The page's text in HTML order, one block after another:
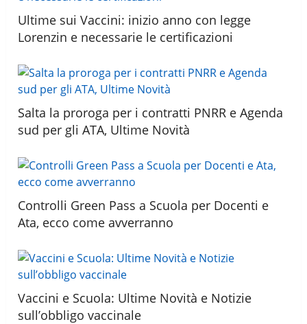
Ultime sui Vaccini: inizio anno con legge
Lorenzin e necessarie le certificazioni
Salta la proroga per i contratti PNRR e Agenda
sud per gli ATA, Ultime Novità
Controlli Green Pass a Scuola per Docenti e
Ata, ecco come avverranno
Vaccini e Scuola: Ultime Novità e Notizie
sull’obbligo vaccinale